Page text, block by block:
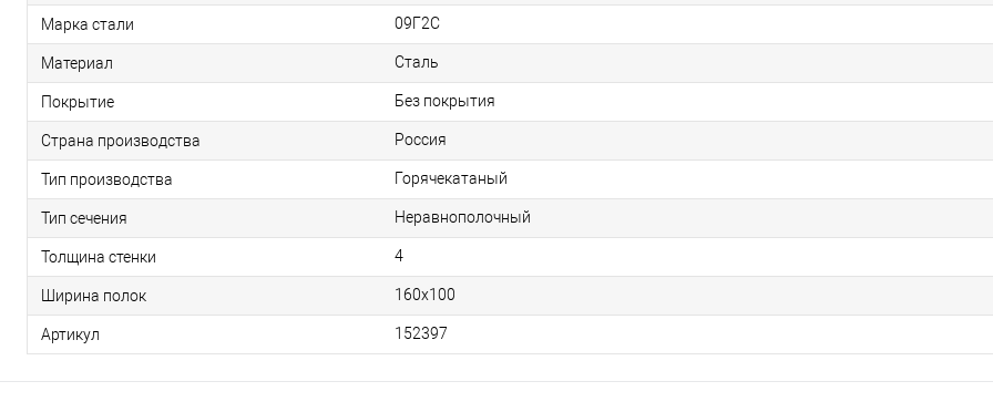
Марка стали 09Г2С
Материал Сталь
Покрытие Без покрытия
Страна производства Россия
Тип производства Горячекатаный
Тип сечения Неравнополочный
Толщина стенки 4
Ширина полок 160х100
Артикул 152397